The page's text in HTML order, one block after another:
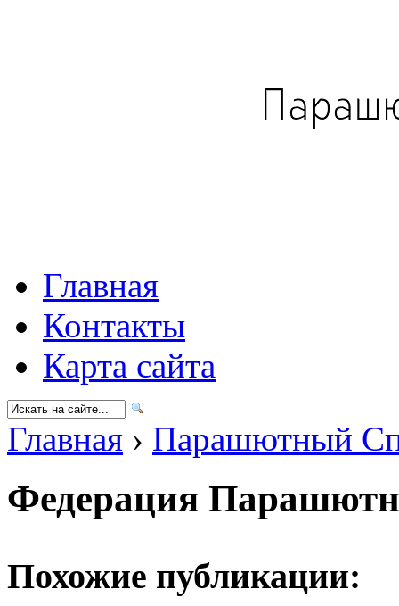
Главная
Контакты
Карта сайта
Главная › Парашютный
Федерация
Похожие публикации: